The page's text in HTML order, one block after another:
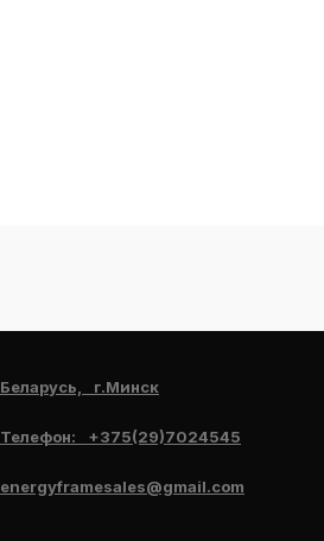
Беларусь, г.Минск
Телефон: +375(29)7024545
energyframesales@gmail.com